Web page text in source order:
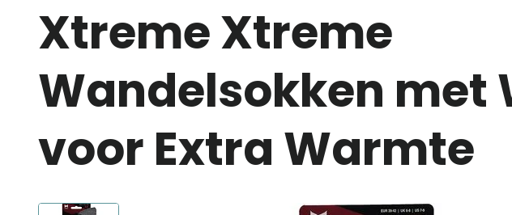
Xtreme Xtreme
Wandelsokken met
voor Extra Warmte